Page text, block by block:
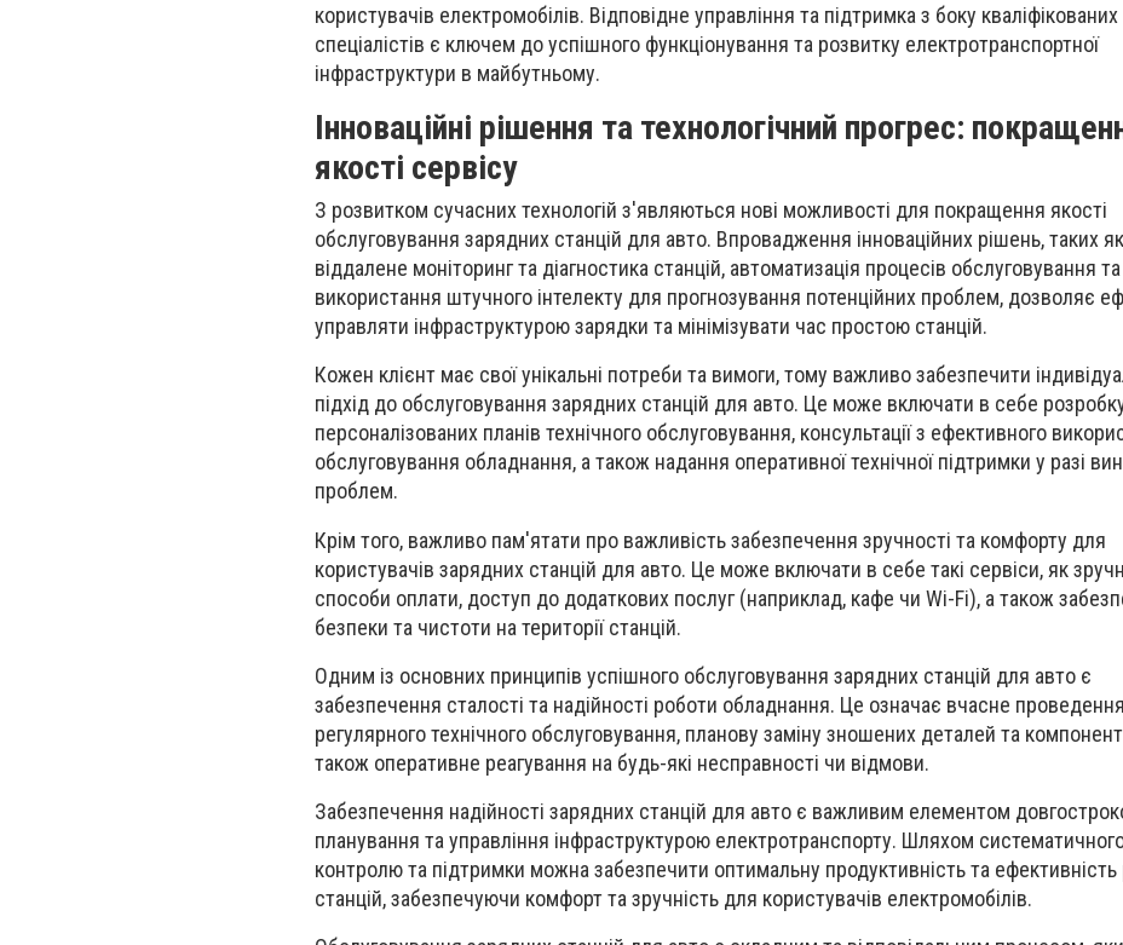
користувачів електромобілів. Відповідне управління та підтримка з боку кваліфікованих
спеціалістів є ключем до успішного функціонування та розвитку електротранспортної
інфраструктури в майбутньому.
Інноваційні рішення та технологічний прогрес:
якості сервісу
З розвитком сучасних технологій з'являються нові можливості для покращення якості
обслуговування зарядних станцій для авто. Впровадження інноваційних рішень, таких як
віддалене моніторинг та діагностика станцій, автоматизація процесів обслуговування та
використання штучного інтелекту для прогнозування потенційних проблем, дозволяє
управляти інфраструктурою зарядки та мінімізувати час простою станцій.
Кожен клієнт має свої унікальні потреби та вимоги, тому важливо забезпечити
підхід до обслуговування зарядних станцій для авто. Це може включати в себе
персоналізованих планів технічного обслуговування, консультації з ефективного
обслуговування обладнання, а також надання оперативної технічної підтримки у разі
проблем.
Крім того, важливо пам'ятати про важливість забезпечення зручності та комфорту для
користувачів зарядних станцій для авто. Це може включати в себе такі сервіси, як
способи оплати, доступ до додаткових послуг (наприклад, кафе чи Wi-Fi), а також
безпеки та чистоти на території станцій.
Одним із основних принципів успішного обслуговування зарядних станцій для авто є
забезпечення сталості та надійності роботи обладнання. Це означає вчасне проведення
регулярного технічного обслуговування, планову заміну зношених деталей та
також оперативне реагування на будь-які несправності чи відмови.
Забезпечення надійності зарядних станцій для авто є важливим елементом
планування та управління інфраструктурою електротранспорту. Шляхом
контролю та підтримки можна забезпечити оптимальну продуктивність та ефективність
станцій, забезпечуючи комфорт та зручність для користувачів електромобілів.